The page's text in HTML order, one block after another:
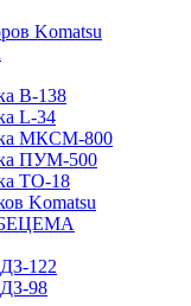
Komatsu
B-138
L-34
МКСМ-800
ПУМ-500
ТО-18
Komatsu
БЕЦЕМА
122
ДЗ-98